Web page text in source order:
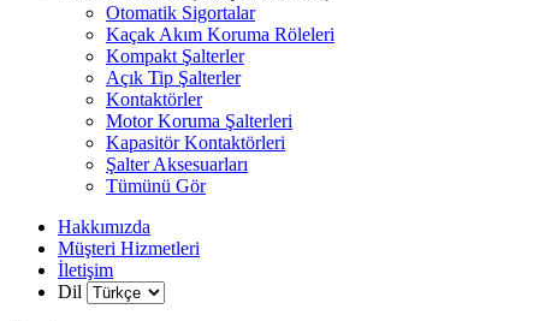
Otomatik Sigortalar
Kaçak Akım Koruma Röleleri
Kompakt Şalterler
Açık Tip Şalterler
Kontaktörler
Motor Koruma Şalterleri
Kapasitör Kontaktörleri
Şalter Aksesuarları
Tümünü Gör
Hakkımızda
Müşteri Hizmetleri
İletişim
Dil